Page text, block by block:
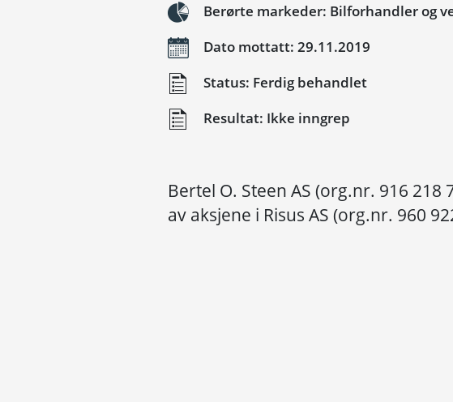
Berørte markeder: Bilforhandler og
Dato mottatt: 29.11.2019
Status: Ferdig behandlet
Resultat: Ikke inngrep
Bertel O. Steen AS (org.nr. 916 218
av aksjene i Risus AS (org.nr. 960